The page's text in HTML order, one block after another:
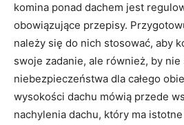
komina ponad dachem jest
obowiązujące przepisy.
należy się do nich stosować, aby
swoje zadanie, ale również, by nie
niebezpieczeństwa dla całego
wysokości dachu mówią przede
nachylenia dachu, który ma